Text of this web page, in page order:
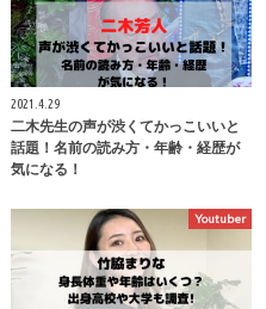
2021.4.29
二木先生の声が渋くてかっこいいと
話題！名前の読み方・年齢・経歴が
気になる！
Youtuber